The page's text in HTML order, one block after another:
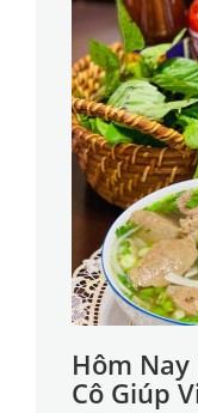
Hôm Nay
Cô Giúp